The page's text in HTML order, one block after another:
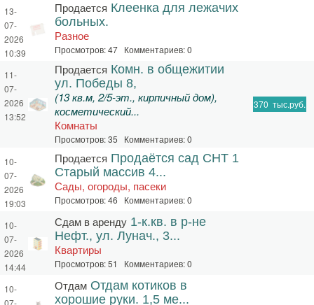
13-
07-
2026
10:39
Продается Клеенка для лежачих
больных.
Разное
Просмотров: 47 Комментариев: 0
11-
07-
2026
13:52
Продается Комн. в общежитии
ул. Победы 8,
(13 кв.м, 2/5-эт., кирпичный дом),
косметический...
Комнаты
Просмотров: 35 Комментариев: 0
370 тыс.руб.
10-
07-
2026
19:03
Продается Продаётся сад СНТ 1
Старый массив 4...
Сады, огороды, пасеки
Просмотров: 46 Комментариев: 0
10-
07-
2026
14:44
Сдам в аренду 1-к.кв. в р-не
Нефт., ул. Лунач., 3...
Квартиры
Просмотров: 51 Комментариев: 0
10-
07-
Отдам Отдам котиков в
хорошие руки. 1,5 ме...